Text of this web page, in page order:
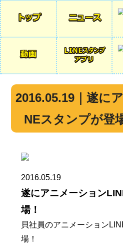
2016.05.19｜遂に
NEスタンプが登
2016.05.19
遂にアニメーション
場！
貝社員のアニメーション
場！